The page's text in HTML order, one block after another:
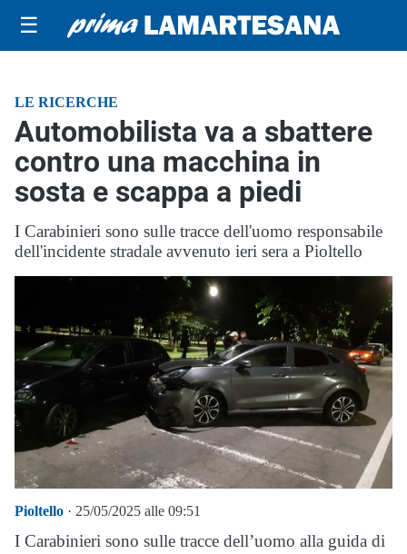
☰
LE RICERCHE
Automobilista va a sbattere
contro una macchina in
sosta e scappa a piedi
I Carabinieri sono sulle tracce dell'uomo responsabile
dell'incidente stradale avvenuto ieri sera a Pioltello
Pioltello · 25/05/2025 alle 09:51
I Carabinieri sono sulle tracce dell’uomo alla guida di